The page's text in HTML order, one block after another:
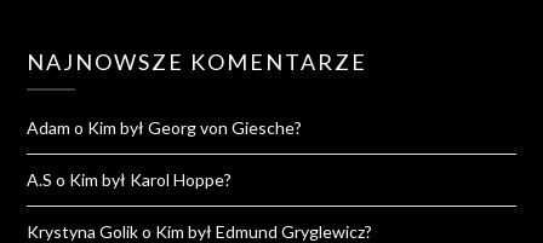
NAJNOWSZE KOMENTARZE
Adam o Kim był Georg von Giesche?
A.S o Kim był Karol Hoppe?
Krystyna Goliko Kim był Edmund Gryglewicz?